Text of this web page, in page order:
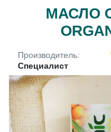
МАСЛО
Производитель:
Специалист